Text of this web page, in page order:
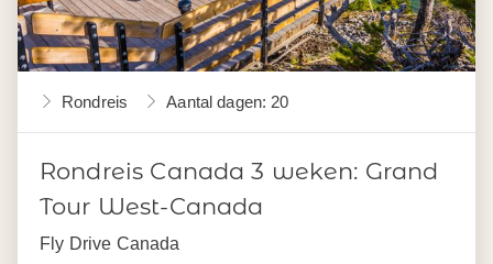
Rondreis Aantal dagen: 20
Rondreis Canada 3 weken: Grand
Tour West-Canada
Fly Drive Canada